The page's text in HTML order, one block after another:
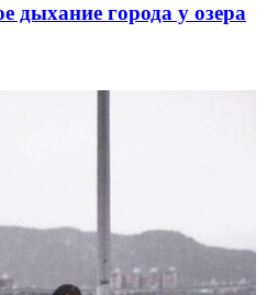
дыхание города у озера